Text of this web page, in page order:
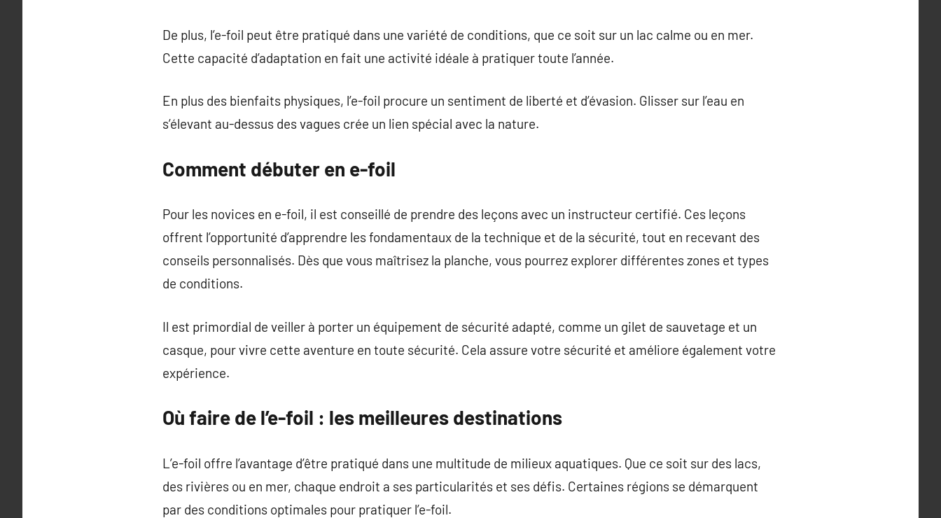
De plus, l’e-foil peut être pratiqué dans une variété de conditions, que ce soit sur un lac calme ou en mer.
Cette capacité d’adaptation en fait une activité idéale à pratiquer toute l’année.
En plus des bienfaits physiques, l’e-foil procure un sentiment de liberté et d’évasion. Glisser sur l’eau en
s’élevant au-dessus des vagues crée un lien spécial avec la nature.
Comment débuter en e-foil
Pour les novices en e-foil, il est conseillé de prendre des leçons avec un instructeur certifié. Ces leçons
offrent l’opportunité d’apprendre les fondamentaux de la technique et de la sécurité, tout en recevant des
conseils personnalisés. Dès que vous maîtrisez la planche, vous pourrez explorer différentes zones et types
de conditions.
Il est primordial de veiller à porter un équipement de sécurité adapté, comme un gilet de sauvetage et un
casque, pour vivre cette aventure en toute sécurité. Cela assure votre sécurité et améliore également votre
expérience.
Où faire de l’e-foil : les meilleures destinations
L’e-foil offre l’avantage d’être pratiqué dans une multitude de milieux aquatiques. Que ce soit sur des lacs,
des rivières ou en mer, chaque endroit a ses particularités et ses défis. Certaines régions se démarquent
par des conditions optimales pour pratiquer l’e-foil.